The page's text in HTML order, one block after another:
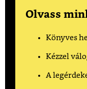
Olvass
Könyves
Kézzel
A